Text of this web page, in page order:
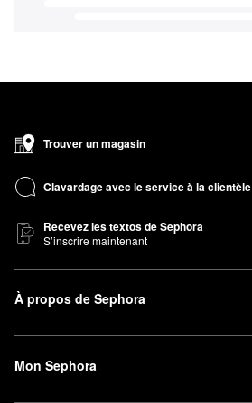
Trouver un magasin
Clavardage avec le service à la clientèle
Recevez les textos de Sephora
S’inscrire maintenant
À propos de Sephora
Mon Sephora